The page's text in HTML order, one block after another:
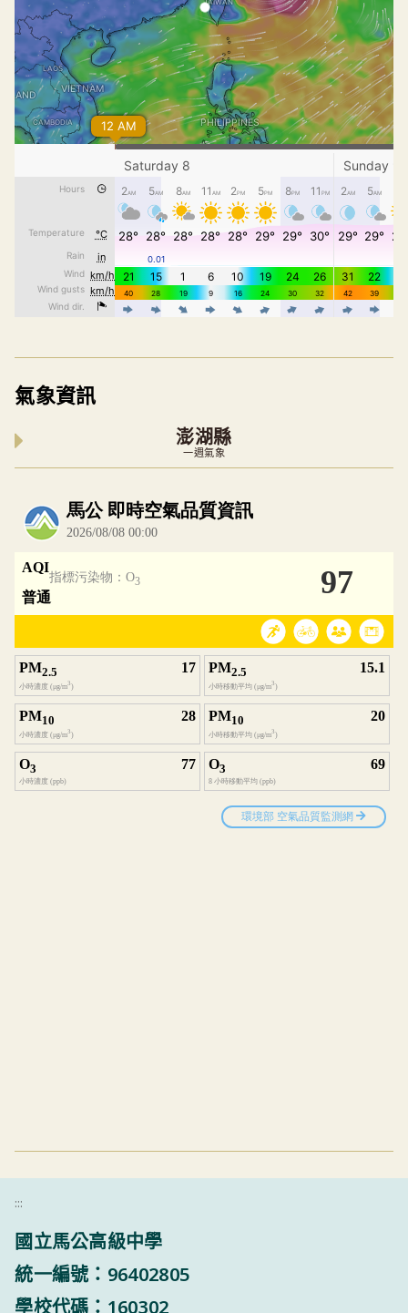
氣象資訊
澎湖縣
一週氣象
內嵌空氣品質小工具為視覺預覽，完整即時空
:::
國立馬公高級中學
統一編號：96402805
學校代碼：160302